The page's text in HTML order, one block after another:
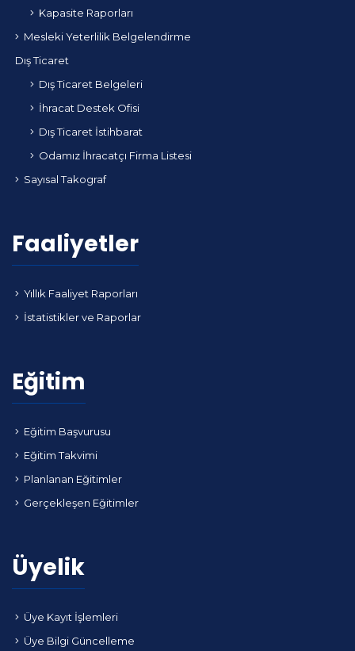
Kapasite Raporları
Mesleki Yeterlilik Belgelendirme
Dış Ticaret
Dış Ticaret Belgeleri
İhracat Destek Ofisi
Dış Ticaret İstihbarat
Odamız İhracatçı Firma Listesi
Sayısal Takograf
Faaliyetler
Yıllık Faaliyet Raporları
İstatistikler ve Raporlar
Eğitim
Eğitim Başvurusu
Eğitim Takvimi
Planlanan Eğitimler
Gerçekleşen Eğitimler
Üyelik
Üye Kayıt İşlemleri
Üye Bilgi Güncelleme